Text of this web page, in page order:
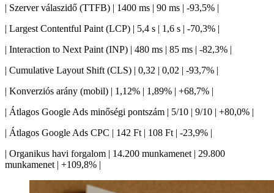
| Szerver válaszidő (TTFB) | 1400 ms | 90 ms | -93,5% |
| Largest Contentful Paint (LCP) | 5,4 s | 1,6 s | -70,3% |
| Interaction to Next Paint (INP) | 480 ms | 85 ms | -82,3% |
| Cumulative Layout Shift (CLS) | 0,32 | 0,02 | -93,7% |
| Konverziós arány (mobil) | 1,12% | 1,89% | +68,7% |
| Átlagos Google Ads minőségi pontszám | 5/10 | 9/10 | +80,0% |
| Átlagos Google Ads CPC | 142 Ft | 108 Ft | -23,9% |
| Organikus havi forgalom | 14.200 munkamenet | 29.800
munkamenet | +109,8% |